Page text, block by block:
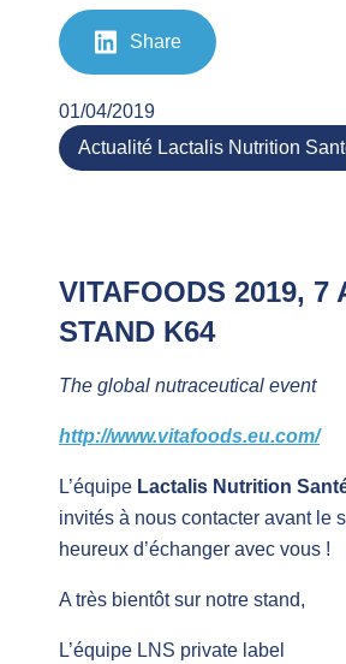
Share
01/04/2019
Actualité Lactalis Nutrition
VITAFOODS 2019, 7
STAND K64
The global nutraceutical event
http://www.vitafoods.eu.com/
L’équipe Lactalis Nutrition
invités à nous contacter avant le
heureux d’échanger avec vous !
A très bientôt sur notre stand,
L’équipe LNS private label